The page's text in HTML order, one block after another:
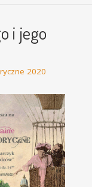
i jego
2020